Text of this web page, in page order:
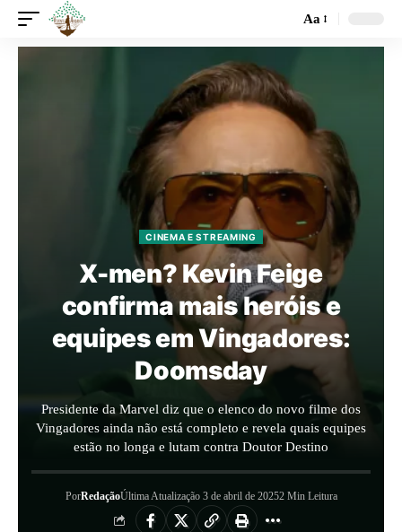
Aa
CINEMA E STREAMING
X-men? Kevin Feige
confirma mais heróis e
equipes em Vingadores:
Doomsday
Presidente da Marvel diz que o elenco do novo filme dos
Vingadores ainda não está completo e revela quais equipes
estão no longa e lutam contra Doutor Destino
PorRedaçãoÚltima Atualização 3 de abril de 20252 Min Leitura